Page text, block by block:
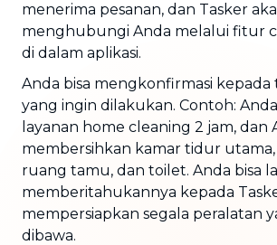
menerima pesanan, dan Tasker
menghubungi Anda melalui fitur
di dalam aplikasi.
Anda bisa mengkonfirmasi kepada
yang ingin dilakukan. Contoh:
layanan home cleaning 2 jam, dan
membersihkan kamar tidur utama,
ruang tamu, dan toilet. Anda bisa
memberitahukannya kepada
mempersiapkan segala peralatan
dibawa.